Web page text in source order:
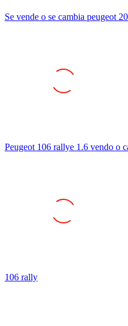
Se vende o se cambia peugeot
Peugeot 106 rallye 1.6 vendo o
106 rally